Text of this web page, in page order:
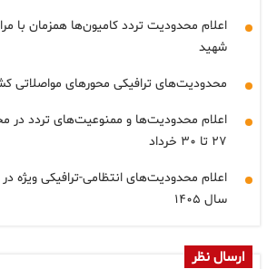
اعلام محدودیت تردد کامیون‌ها همزمان با
شهید
محدودیت‌های ترافیکی محورهای مواصلاتی کشور از
اعلام محدودیت‌ها و ممنوعیت‌های تردد در
۲۷ تا ۳۰ خرداد
اعلام محدودیت‌های انتظامی-ترافیکی ویژه
سال ۱۴۰۵
ارسال نظر